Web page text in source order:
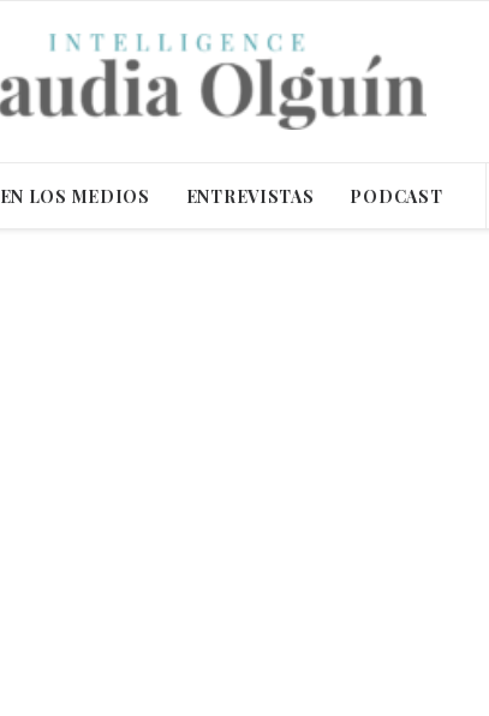
EN LOS MEDIOS ENTREVISTAS PODCAST